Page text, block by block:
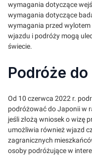
wymagania dotyczące
wymagania dotyczące
wymagania przed wylotem
wjazdu i podróży mogą
świecie.
Podróże
Od 10 czerwca 2022 r.
podróżować do Japonii w
jeśli złożą wniosek o wizę
umożliwia również wjazd
zagranicznych
osoby podróżujące w